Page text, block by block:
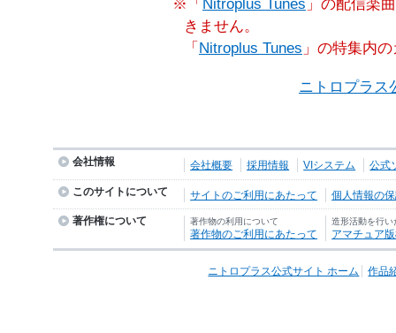
※「 Nitroplus Tunes 」の配信楽
きません。
「 Nitroplus Tunes 」の特集内
ニトロプラス
会社情報 会社概要 採用情報 VIシステム 公式
このサイトについて サイトのご利用にあたって 個人情報の
著作権について 著作物の利用について
著作物のご利用にあたって
造形活動を行い
アマチュア
ニトロプラス公式サイト ホーム 作品